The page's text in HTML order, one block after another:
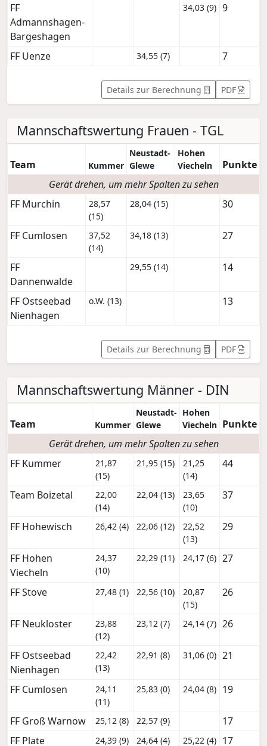
FF
Admannshagen-
Bargeshagen
34,03 (9) 9
FF Uenze 34,55 (7) 7
Details zur Berechnung PDF
Mannschaftswertung Frauen - TGL
Team Kummer
Neustadt-
Glewe
Hohen
Viecheln
Punkte
Gerät drehen, um mehr Spalten zu sehen
FF Murchin
28,57
(15)
28,04 (15) 30
FF Cumlosen
37,52
(14)
34,18 (13) 27
FF
Dannenwalde
29,55 (14) 14
FF Ostseebad
Nienhagen
o.W. (13) 13
Details zur Berechnung PDF
Mannschaftswertung Männer - DIN
Team Kummer
Neustadt-
Glewe
Hohen
Viecheln Punkte
Gerät drehen, um mehr Spalten zu sehen
FF Kummer
21,87
(15)
21,95 (15)
21,25
(14)
44
Team Boizetal
22,00
(14)
22,04 (13)
23,65
(10)
37
FF Hohewisch 26,42 (4) 22,06 (12)
22,52
(13)
29
FF Hohen
Viecheln
24,37
(10)
22,29 (11) 24,17 (6) 27
FF Stove 27,48 (1) 22,56 (10)
20,87
(15)
26
FF Neukloster
23,88
(12)
23,12 (7) 24,14 (7) 26
FF Ostseebad
Nienhagen
22,42
(13)
22,91 (8) 31,06 (0) 21
FF Cumlosen
24,11
(11)
25,83 (0) 24,04 (8) 19
FF Groß Warnow 25,12 (8) 22,57 (9)
17
FF Plate
24,39 (9) 24,64 (4) 25,22 (4) 17